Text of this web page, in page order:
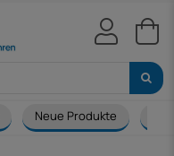
Neue Produkte